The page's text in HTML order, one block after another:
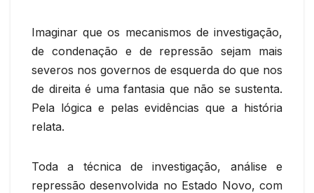
Imaginar que os mecanismos de investigação,
de condenação e de repressão sejam mais
severos nos governos de esquerda do que nos
de direita é uma fantasia que não se sustenta.
Pela lógica e pelas evidências que a história
relata.
Toda a técnica de investigação, análise e
repressão desenvolvida no Estado Novo, com